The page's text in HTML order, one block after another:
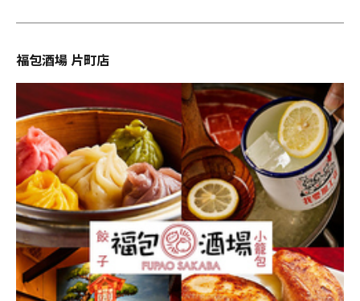
福包酒場 片町店